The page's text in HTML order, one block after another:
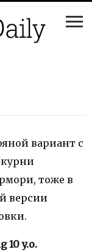
вариант с
тоже в
версии
10 y.o.